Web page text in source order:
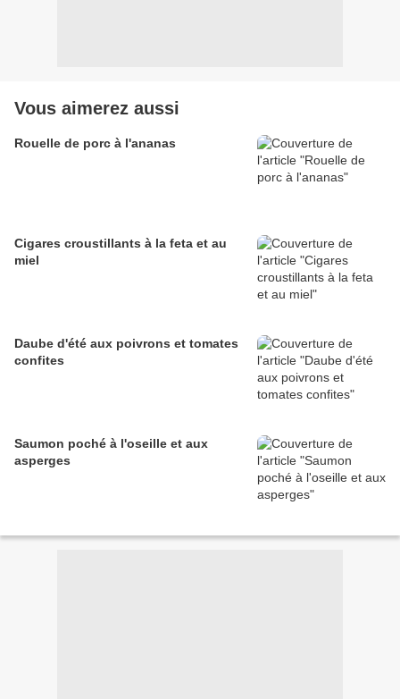
Vous aimerez aussi
Rouelle de porc à l'ananas
Cigares croustillants à la feta et au
miel
Daube d'été aux poivrons et tomates
confites
Saumon poché à l'oseille et aux
asperges